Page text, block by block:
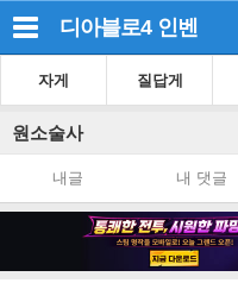
디아블로4 인벤
자게 질답게
원소술사
내글 내 댓글